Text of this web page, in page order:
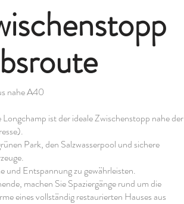
nahe A40
ist der ideale Zwischenstopp nahe der
Park, den Salzwasserpool und sichere
und Entspannung zu gewährleisten.
machen Sie Spaziergänge rund um die
eines vollständig restaurierten Hauses aus